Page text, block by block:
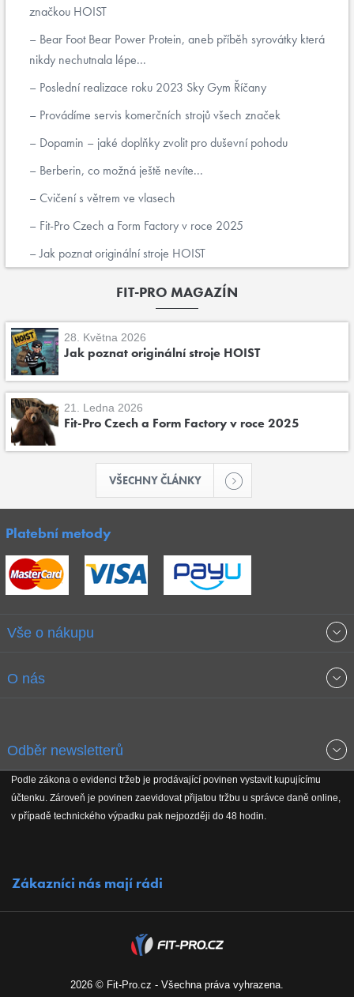
značkou HOIST
Bear Foot Bear Power Protein, aneb příběh syrovátky která
nikdy nechutnala lépe...
Poslední realizace roku 2023 Sky Gym Říčany
Provádíme servis komerčních strojů všech značek
Dopamin – jaké doplňky zvolit pro duševní pohodu
Berberin, co možná ještě nevíte...
Cvičení s větrem ve vlasech
Fit-Pro Czech a Form Factory v roce 2025
Jak poznat originální stroje HOIST
FIT-PRO MAGAZÍN
28. Května 2026
Jak poznat originální stroje HOIST
21. Ledna 2026
Fit-Pro Czech a Form Factory v roce 2025
VŠECHNY ČLÁNKY
Platební metody
Vše o nákupu
Obchodní podmínky
Reklamační řád
O nás
Koho podporujeme
Odběr newsletterů
Získejte přehled o novinkách, slevách, akčním zboží a upozornění
na nové články v magazínu!
Podle zákona o evidenci tržeb je prodávající povinen vystavit kupujícímu
účtenku. Zároveň je povinen zaevidovat přijatou tržbu u správce daně online,
v případě technického výpadku pak nejpozději do 48 hodin.
Zákazníci nás mají rádi
2026 © Fit-Pro.cz - Všechna práva vyhrazena.